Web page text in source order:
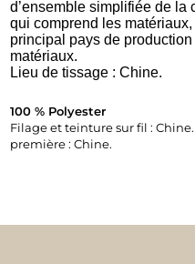
d’ensemble simplifiée de la
qui comprend les
principal pays de
matériaux.
Lieu de tissage : Chine.
100 % Polyester
Filage et teinture sur fil :
première : Chine.